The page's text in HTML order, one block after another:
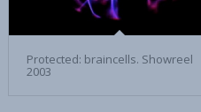
Protected: braincells. Showreel
2003